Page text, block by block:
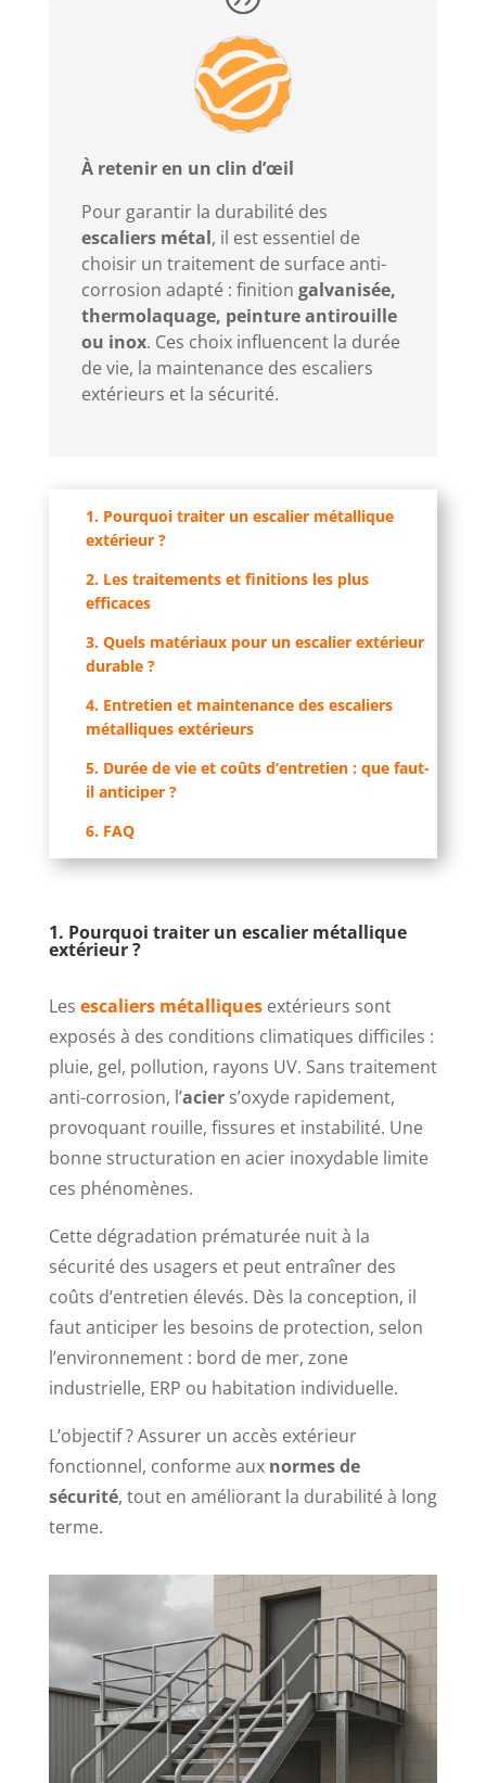
À retenir en un clin d’œil
Pour garantir la durabilité des
escaliers métal, il est essentiel de
choisir un traitement de surface anti-
corrosion adapté : finition galvanisée,
thermolaquage, peinture antirouille
ou inox. Ces choix influencent la durée
de vie, la maintenance des escaliers
extérieurs et la sécurité.
1. Pourquoi traiter un escalier métallique
extérieur ?
2. Les traitements et finitions les plus
efficaces
3. Quels matériaux pour un escalier extérieur
durable ?
4. Entretien et maintenance des escaliers
métalliques extérieurs
5. Durée de vie et coûts d’entretien : que faut-
il anticiper ?
6. FAQ
1. Pourquoi traiter un escalier métallique
extérieur ?
Les escaliers métalliquesextérieurs sont
exposés à des conditions climatiques difficiles :
pluie, gel, pollution, rayons UV. Sans traitement
anti-corrosion, l’aciers’oxyde rapidement,
provoquant rouille, fissures et instabilité. Une
bonne structuration en acier inoxydable limite
ces phénomènes.
Cette dégradation prématurée nuit à la
sécurité des usagers et peut entraîner des
coûts d’entretien élevés. Dès la conception, il
faut anticiper les besoins de protection, selon
l’environnement : bord de mer, zone
industrielle, ERP ou habitation individuelle.
L’objectif ? Assurer un accès extérieur
fonctionnel, conforme aux normes de
sécurité, tout en améliorant la durabilité à long
terme.